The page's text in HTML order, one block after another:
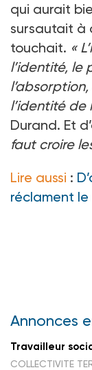
qui aurait
sursautait à
touchait. «
l’identité, le
l’identité de
Durand. Et
faut croire
Lire aussi :
réclament
Annonces
Travailleur
COLLECTIVITE